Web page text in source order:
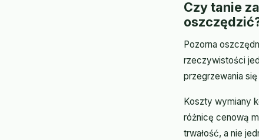
Czy tanie
Pozorna
rzeczywistości
przegrzewania
Koszty wymiany
różnicę cenową
trwałość, a nie